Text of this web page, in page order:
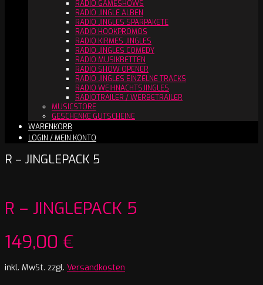
RADIO GAMESHOWS
RADIO JINGLE ALBEN
RADIO JINGLES SPARPAKETE
RADIO HOOKPROMOS
RADIO KIRMES JINGLES
RADIO JINGLES COMEDY
RADIO MUSIKBETTEN
RADIO SHOW OPENER
RADIO JINGLES EINZELNE TRACKS
RADIO WEIHNACHTSJINGLES
RADIOTRAILER / WERBETRAILER
MUSICSTORE
GESCHENKE GUTSCHEINE
WARENKORB
LOGIN / MEIN KONTO
R – JINGLEPACK 5
R – JINGLEPACK 5
149,00 €
inkl. MwSt. zzgl. Versandkosten